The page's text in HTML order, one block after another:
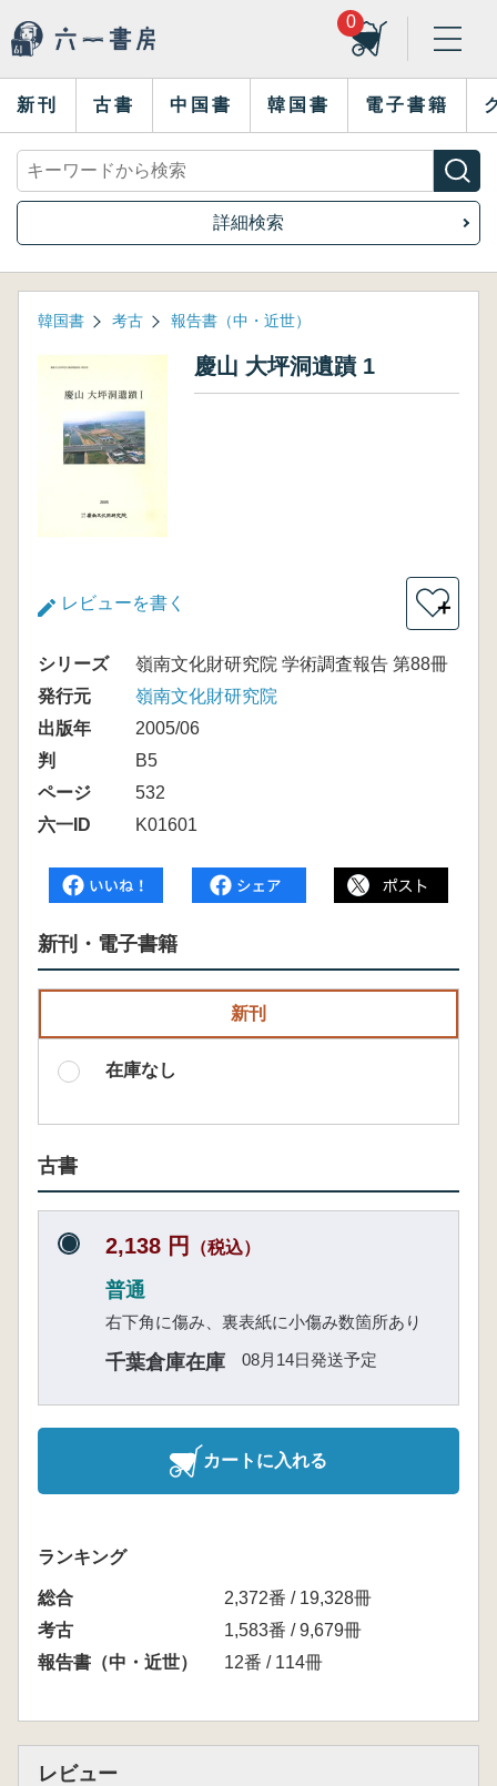
0
新刊 古書 中国書 韓国書 電子書籍
詳細検索
韓国書 考古 報告書（中・近世）
慶山 大坪洞遺蹟 1
レビューを書く ＋
シリーズ
嶺南文化財研究院 学術調査報告 第88冊
発行元
嶺南文化財研究院
出版年
2005/06
判
B5
ページ
532
六一ID
K01601
新刊・電子書籍
新刊
在庫なし
古書
2,138 円 （税込）
普通
右下角に傷み、裏表紙に小傷み数箇所あり
千葉倉庫在庫 08月14日発送予定
カートに入れる
ランキング
総合
2,372番 / 19,328冊
考古
1,583番 / 9,679冊
報告書（中・近世）
12番 / 114冊
レビュー